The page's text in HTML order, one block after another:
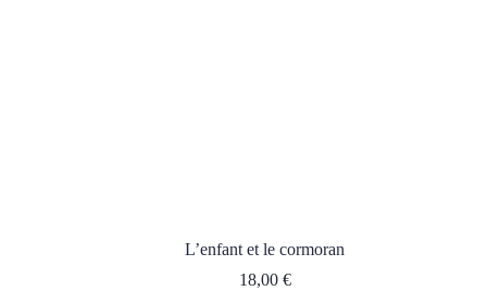
L’enfant et le cormoran
18,00 €